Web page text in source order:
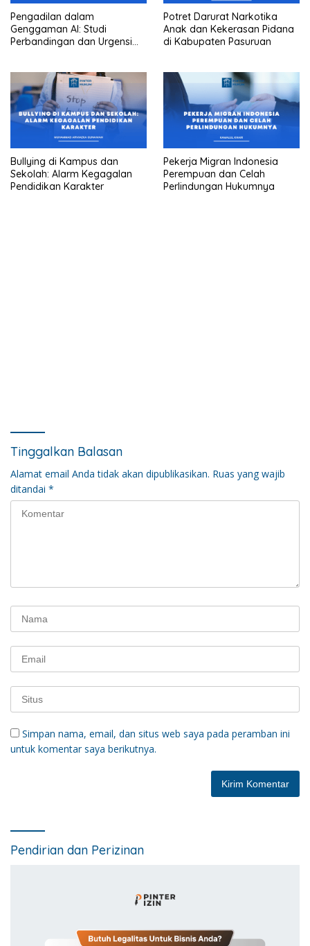
Pengadilan dalam
Genggaman AI: Studi
Perbandingan dan Urgensi
Potret Darurat Narkotika
Anak dan Kekerasan Pidana
di Kabupaten Pasuruan
Bullying di Kampus dan
Sekolah: Alarm Kegagalan
Pendidikan Karakter
Pekerja Migran Indonesia
Perempuan dan Celah
Perlindungan Hukumnya
Tinggalkan Balasan
Alamat email Anda tidak akan dipublikasikan. Ruas yang wajib
ditandai *
Simpan nama, email, dan situs web saya pada peramban ini
untuk komentar saya berikutnya.
Pendirian dan Perizinan